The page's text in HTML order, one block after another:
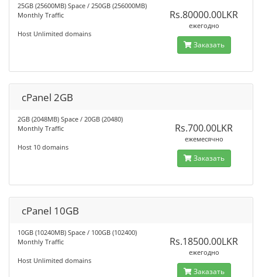
25GB (25600MB) Space / 250GB (256000MB)
Monthly Traffic
Host Unlimited domains
Rs.80000.00LKR
ежегодно
Заказать
cPanel 2GB
2GB (2048MB) Space / 20GB (20480)
Monthly Traffic
Host 10 domains
Rs.700.00LKR
ежемесячно
Заказать
cPanel 10GB
10GB (10240MB) Space / 100GB (102400)
Monthly Traffic
Host Unlimited domains
Rs.18500.00LKR
ежегодно
Заказать